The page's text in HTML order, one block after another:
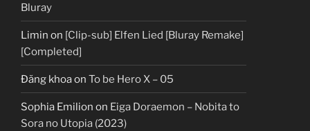
Bluray
Limin on [Clip-sub] Elfen Lied [Bluray Remake]
[Completed]
Đăng khoaon To be Hero X – 05
Sophia Emilion on Eiga Doraemon – Nobita to
Sora no Utopia (2023)